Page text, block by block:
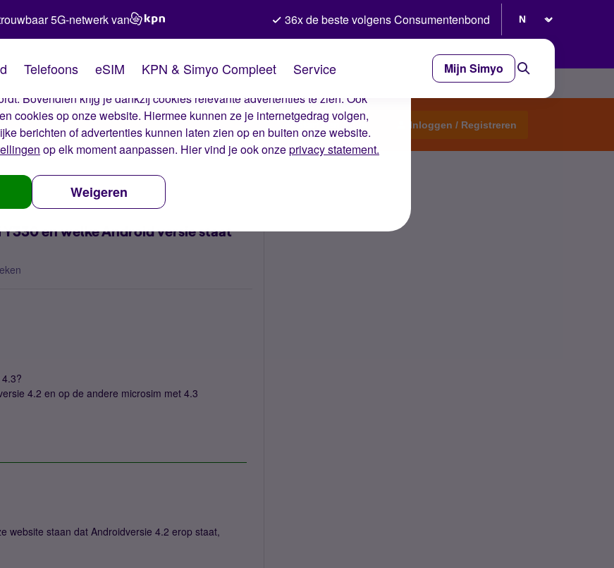
van Simyo
op onze website. Met deze cookies zorgen wij ervoor dat je ervaring op de
Bovendien krijg je dankzij cookies relevante advertenties te zien. Ook
cookies op onze website. Hiermee kunnen ze je internetgedrag volgen,
berichten of advertenties kunnen laten zien op en buiten onze website.
op elk moment aanpassen. Hier vind je ook onzeprivacy statement.
Weigeren
5G-netwerk van 36x de beste volgens Consumentenbond
Telefoons eSIM KPN & Simyo Compleet Service Mijn Simyo
Start een topic Inloggen / Registreren
en welke Android versie staat
4.2 en op de andere microsim met 4.3
website staan dat Androidversie 4.2 erop staat,